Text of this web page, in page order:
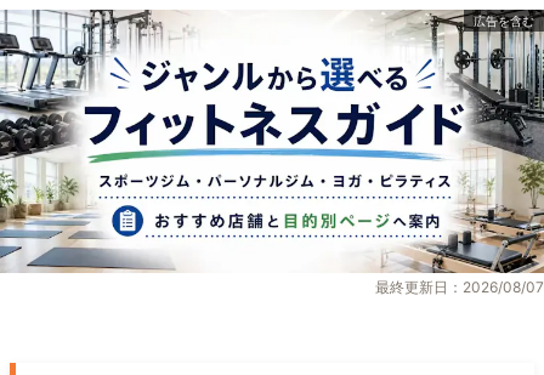
最終更新日：2026/08/07